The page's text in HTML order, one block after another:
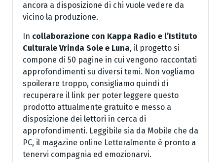
ancora a disposizione di chi vuole vedere da
vicino la produzione.
In collaborazione con Kappa Radio e l’Istituto
Culturale Vrinda Sole e Luna, il progetto si
compone di 50 pagine in cui vengono raccontati
approfondimenti su diversi temi. Non vogliamo
spoilerare troppo, consigliamo quindi di
recuperare il link per poter leggere questo
prodotto attualmente gratuito e messo a
disposizione dei lettori in cerca di
approfondimenti. Leggibile sia da Mobile che da
PC, il magazine online Letteralmente è pronto a
tenervi compagnia ed emozionarvi.